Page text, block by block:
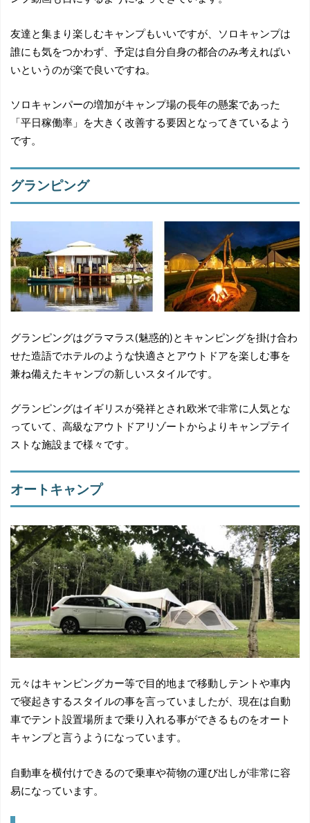
友達と集まり楽しむキャンプもいいですが、ソロキャンプは
誰にも気をつかわず、予定は自分自身の都合のみ考えればい
いというのが楽で良いですね。
ソロキャンパーの増加がキャンプ場の長年の懸案であった
「平日稼働率」を大きく改善する要因となってきているよう
です。
グランピング
グランピングはグラマラス(魅惑的)とキャンピングを掛け合わ
せた造語でホテルのような快適さとアウトドアを楽しむ事を
兼ね備えたキャンプの新しいスタイルです。
グランピングはイギリスが発祥とされ欧米で非常に人気とな
っていて、高級なアウトドアリゾートからよりキャンプテイ
ストな施設まで様々です。
オートキャンプ
元々はキャンピングカー等で目的地まで移動しテントや車内
で寝起きするスタイルの事を言っていましたが、現在は自動
車でテント設置場所まで乗り入れる事ができるものをオート
キャンプと言うようになっています。
自動車を横付けできるので乗車や荷物の運び出しが非常に容
易になっています。